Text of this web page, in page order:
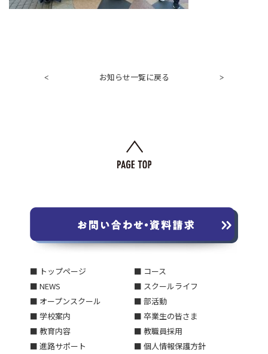
< お知らせ一覧に戻る >
■ トップページ
■ NEWS
■ オープンスクール
■ 学校案内
■ 教育内容
■ 進路サポート
■ コース
■ スクールライフ
■ 部活動
■ 卒業生の皆さま
■ 教職員採用
■ 個人情報保護方針